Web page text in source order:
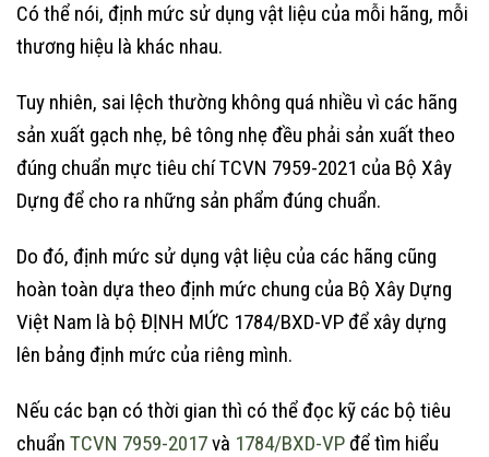
Có thể nói, định mức sử dụng vật liệu của mỗi hãng, mỗi
thương hiệu là khác nhau.
Tuy nhiên, sai lệch thường không quá nhiều vì các hãng
sản xuất gạch nhẹ, bê tông nhẹ đều phải sản xuất theo
đúng chuẩn mực tiêu chí TCVN 7959-2021 của Bộ Xây
Dựng để cho ra những sản phẩm đúng chuẩn.
Do đó, định mức sử dụng vật liệu của các hãng cũng
hoàn toàn dựa theo định mức chung của Bộ Xây Dựng
Việt Nam là bộ ĐỊNH MỨC 1784/BXD-VP để xây dựng
lên bảng định mức của riêng mình.
Nếu các bạn có thời gian thì có thể đọc kỹ các bộ tiêu
chuẩn TCVN 7959-2017và 1784/BXD-VP để tìm hiểu